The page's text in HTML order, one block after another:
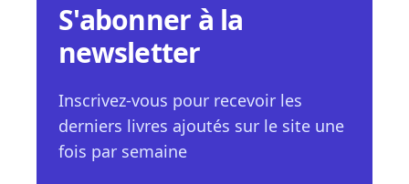
S'abonner à la
newsletter
Inscrivez-vous pour recevoir les
derniers livres ajoutés sur le site une
fois par semaine